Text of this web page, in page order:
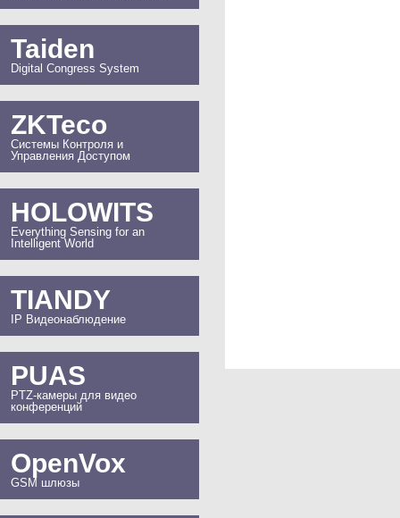
Taiden
Digital Congress System
ZKTeco
Системы Контроля и
Управления Доступом
HOLOWITS
Everything Sensing for an
Intelligent World
TIANDY
IP Видеонаблюдение
PUAS
PTZ-камеры для видео
конференций
OpenVox
GSM шлюзы